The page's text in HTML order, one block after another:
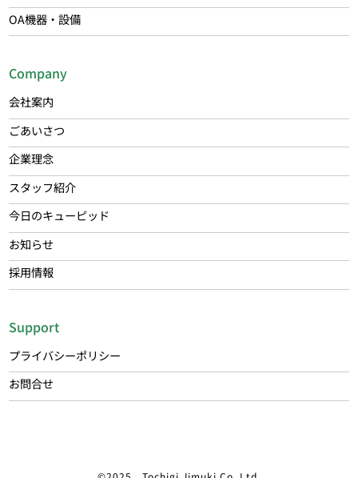
OA機器・設備
Company
会社案内
ごあいさつ
企業理念
スタッフ紹介
今日のキューピッド
お知らせ
採用情報
Support
プライバシーポリシー
お問合せ